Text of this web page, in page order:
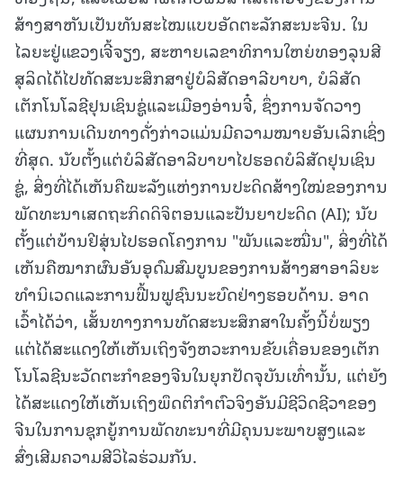
ສ້າງສາຫັນເປັນທັນສະໄໝແບບອັດຕະລັກສະນະຈີນ. ໃນ
ໄລຍະຢູ່ແຂວງເຈີ້ຈຽງ, ສະຫາຍເລຂາທິການໃຫຍ່ທອງລຸນສີ
ສຸລິດໄດ້ໄປທັດສະນະສຶກສາຢູ່ບໍລິສັດອາລີບາບາ, ບໍລິສັດ
ເຕັກໂນໂລຊີຢຸນເຊິນຊູ່ແລະເມືອງອ່ານຈີ໋, ຊຶ່ງການຈັດວາງ
ແຜນການເດີນທາງດັ່ງກ່າວແມ່ນມີຄວາມໝາຍອັນເລິກເຊິ່ງ
ທີ່ສຸດ. ນັບຕັ້ງແຕ່ບໍລິສັດອາລີບາບາໄປຮອດບໍລິສັດຢຸນເຊິນ
ຊູ່, ສິ່ງທີ່ໄດ້ເຫັນຄືພະລັງແຫ່ງການປະດິດສ້າງໃໝ່ຂອງການ
ພັດທະນາເສດຖະກິດດິຈິຕອນແລະປັນຍາປະດິດ (AI); ນັບ
ຕັ້ງແຕ່ບ້ານຢີສຸ່ນໄປຮອດໂຄງການ "ພັນແລະໝື່ນ", ສິ່ງທີ່ໄດ້
ເຫັນຄືໝາກຜົນອັນອຸດົມສົມບູນຂອງການສ້າງສາອາລິຍະ
ທຳນິເວດແລະການຟື້ນຟູຊົນນະບົດຢ່າງຮອບດ້ານ. ອາດ
ເວົ້າໄດ້ວ່າ, ເສັ້ນທາງການທັດສະນະສຶກສາໃນຄັ້ງນີ້ບໍ່ພຽງ
ແຕ່ໄດ້ສະແດງໃຫ້ເຫັນເຖິງຈັງຫວະການຂັບເຄື່ອນຂອງເຕັກ
ໂນໂລຊີນະວັດຕະກຳຂອງຈີນໃນຍຸກປັດຈຸບັນເທົ່ານັ້ນ, ແຕ່ຍັງ
ໄດ້ສະແດງໃຫ້ເຫັນເຖິງພຶດຕິກຳຕົວຈິງອັນມີຊີວິດຊີວາຂອງ
ຈີນໃນການຊຸກຍູ້ການພັດທະນາທີ່ມີຄຸນນະພາບສູງແລະ
ສົ່ງເສີມຄວາມສີວິໄລຮ່ວມກັນ.